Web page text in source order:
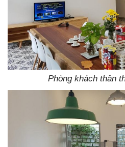
Phòng khách thân